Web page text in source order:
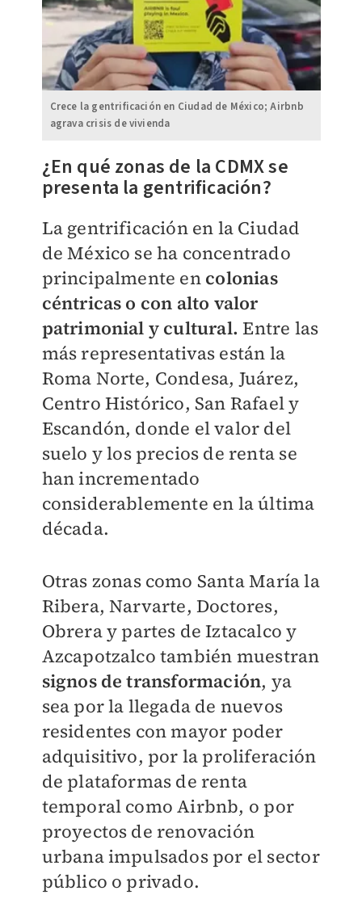
Crece la gentrificación en Ciudad de México; Airbnb
agrava crisis de vivienda
¿En qué zonas de la CDMX se
presenta la gentrificación?
La gentrificación en la Ciudad
de México se ha concentrado
principalmente en colonias
céntricas o con alto valor
patrimonial y cultural. Entre las
más representativas están la
Roma Norte, Condesa, Juárez,
Centro Histórico, San Rafael y
Escandón, donde el valor del
suelo y los precios de renta se
han incrementado
considerablemente en la última
década.
Otras zonas como Santa María la
Ribera, Narvarte, Doctores,
Obrera y partes de Iztacalco y
Azcapotzalco también muestran
signos de transformación, ya
sea por la llegada de nuevos
residentes con mayor poder
adquisitivo, por la proliferación
de plataformas de renta
temporal como Airbnb, o por
proyectos de renovación
urbana impulsados por el sector
público o privado.